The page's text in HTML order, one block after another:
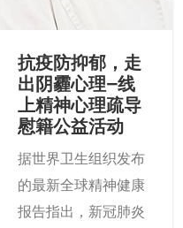
抗疫防抑郁，走
出阴霾心理—线
上精神心理疏导
慰籍公益活动
据世界卫生组织发布
的最新全球精神健康
报告指出，新冠肺炎